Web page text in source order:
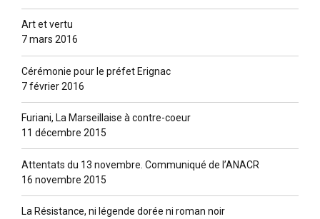
Art et vertu
7 mars 2016
Cérémonie pour le préfet Erignac
7 février 2016
Furiani, La Marseillaise à contre-coeur
11 décembre 2015
Attentats du 13 novembre. Communiqué de l’ANACR
16 novembre 2015
La Résistance, ni légende dorée ni roman noir